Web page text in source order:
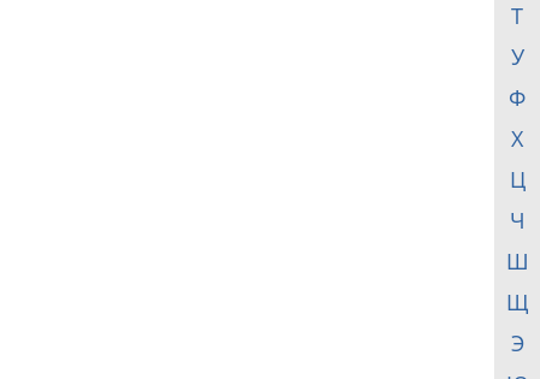
Т
У
Ф
Х
Ц
Ч
Ш
Щ
Э